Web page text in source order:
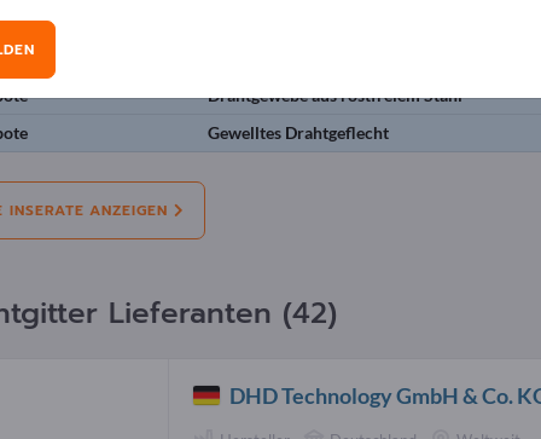
Drahtgewebe aus rostfreiem Stahl
Gewelltes Drahtgeflecht
INSERATE ANZEIGEN
Lieferanten (42)
DHD Technology GmbH & Co.